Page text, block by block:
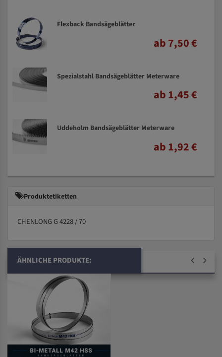
Flexback Bandsägeblätter
ab 7,50 €
Spezialstahl Bandsägeblätter Meterware
ab 1,45 €
Uddeholm Bandsägeblätter Meterware
ab 1,92 €
Produktetiketten
CHENLONG G 4228 / 70
ÄHNLICHE PRODUKTE: